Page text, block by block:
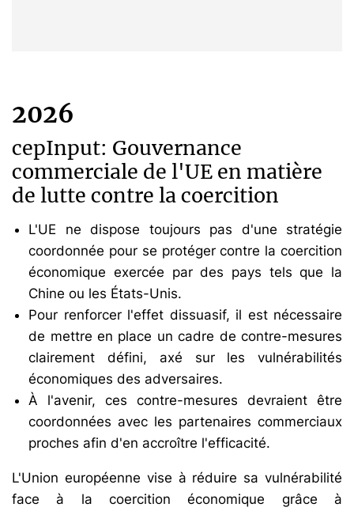
2026
cepInput: Gouvernance
commerciale de l'UE en matière
de lutte contre la coercition
L'UE ne dispose toujours pas d'une stratégie
coordonnée pour se protéger contre la coercition
économique exercée par des pays tels que la
Chine ou les États-Unis.
Pour renforcer l'effet dissuasif, il est nécessaire
de mettre en place un cadre de contre-mesures
clairement défini, axé sur les vulnérabilités
économiques des adversaires.
À l'avenir, ces contre-mesures devraient être
coordonnées avec les partenaires commerciaux
proches afin d'en accroître l'efficacité.
L'Union européenne vise à réduire sa vulnérabilité
face à la coercition économique grâce à